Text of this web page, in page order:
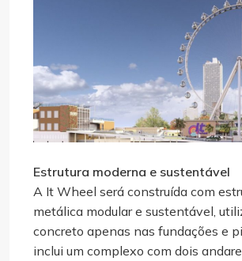
Estrutura moderna e sustentável
A It Wheel será construída com
metálica modular e sustentável,
concreto apenas nas fundações e
inclui um complexo com dois